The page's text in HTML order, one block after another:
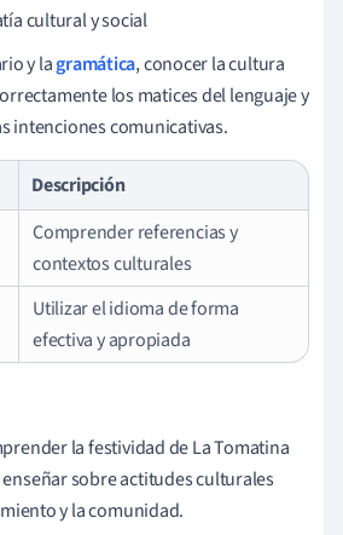
cultural y social
y lagramática, conocer la cultura
los matices del lenguaje y
intenciones comunicativas.
Descripción
Comprender referencias y
contextos culturales
Utilizar el idioma de forma
efectiva y apropiada
la festividad de La Tomatina
sobre actitudes culturales
y la comunidad.